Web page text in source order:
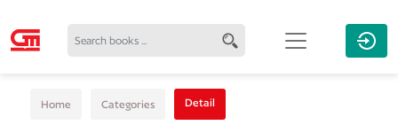
Home Categories Detail